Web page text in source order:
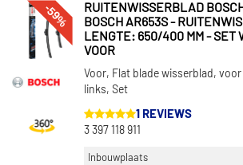
-59%
RUITENWISSERBLAD
BOSCH AR653S -
LENGTE: 650/400 MM - SET
VOOR
Voor, Flat blade wisserblad,
links, Set
1 REVIEWS
3 397 118 911
Inbouwplaats